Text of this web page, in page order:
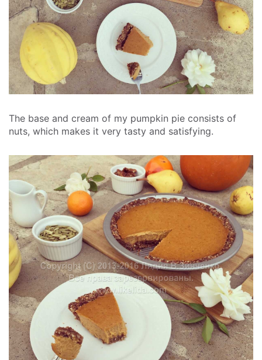
The base and cream of my pumpkin pie consists of
nuts, which makes it very tasty and satisfying.